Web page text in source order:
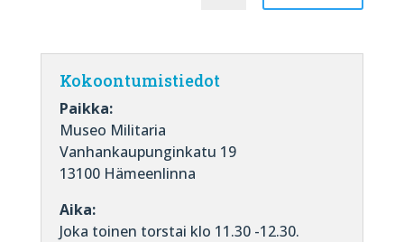
Kokoontumistiedot
Paikka:
Museo Militaria
Vanhankaupunginkatu 19
13100 Hämeenlinna
Aika:
Joka toinen torstai klo 11.30 -12.30.